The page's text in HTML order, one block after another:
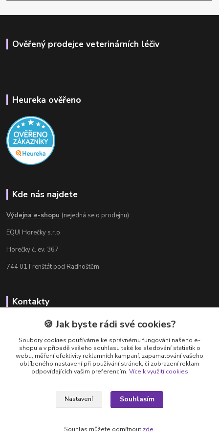
Ověřený prodejce veterinárních léčiv
Heureka ověřeno
Kde nás najdete
Výdejna e-shopu (nejedná se o prodejnu)
EQUI Horečky s.r.o.
Horečky č. ev. 367
744 01 Frenštát pod Radhoštěm
Kontakty
Radka Chamrádová
+420 737 484 708
Výdejna e-shopu: Po-Ne, 8-20 hod.
info@equi-horecky.cz
Frenštát pod Radhoštěm, C 93460 vedená u Krajského soudu v Ostravě
🍪 Jak byste rádi své cookies?
Soubory cookies používáme ke správnému fungování našeho e-
shopu a v případě vašeho souhlasu také ke sledování statistik o
webu, měření efektivity reklamních kampaní, zapamatování vašeho
oblíbeného nastavení při používání stránek, či zobrazení reklam
odpovídajících vašim preferencím. Více k využití cookies
Nastavení Souhlasím
Souhlas můžete odmítnout zde.